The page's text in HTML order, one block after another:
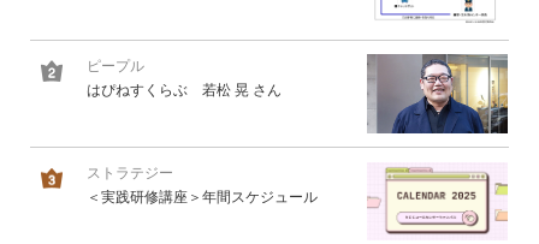
ピープル
はぴねすくらぶ 若松 晃 さん
ストラテジー
＜実践研修講座＞年間スケジュール